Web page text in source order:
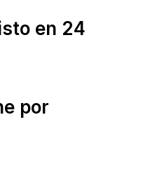
en 24
por